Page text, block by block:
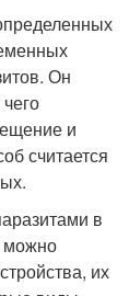
Он
и
считается
в
можно
их